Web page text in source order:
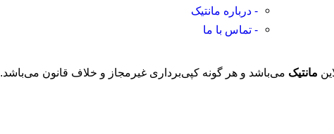
- درباره مانتیک
- تماس با ما
مانتیک می‌باشد و هر گونه کپی‌برداری غیرمجاز و خلاف قانون می‌باشد.